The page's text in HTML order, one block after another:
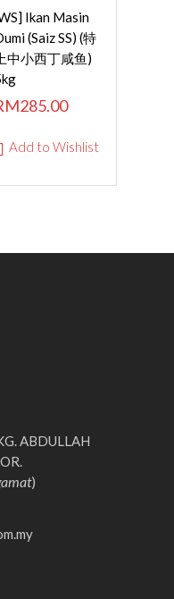
SELECT
OPTIONS
Ikan Masin
(Saiz SS) (特
上中小西丁咸鱼)
285.00
Add to Wishlist
ABDULLAH
)